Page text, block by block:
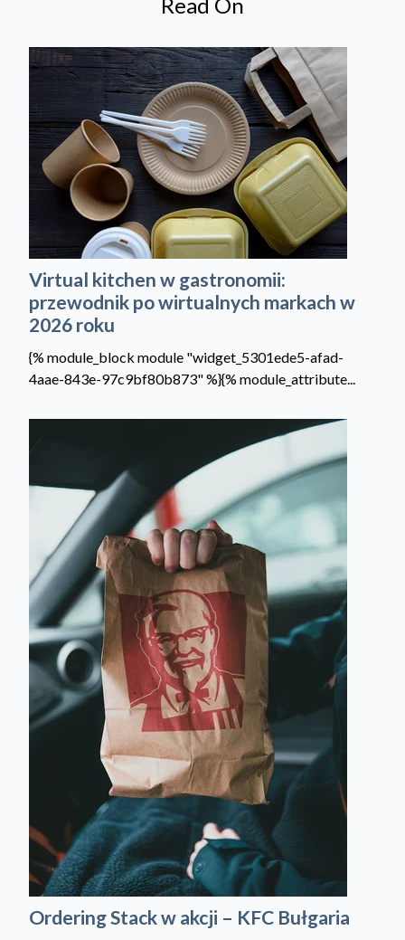
Virtual kitchen w gastronomii:
przewodnik po wirtualnych markach w
2026 roku
{% module_block module "widget_5301ede5-afad-
4aae-843e-97c9bf80b873" %}{% module_attribute...
Ordering Stack w akcji – KFC Bułgaria